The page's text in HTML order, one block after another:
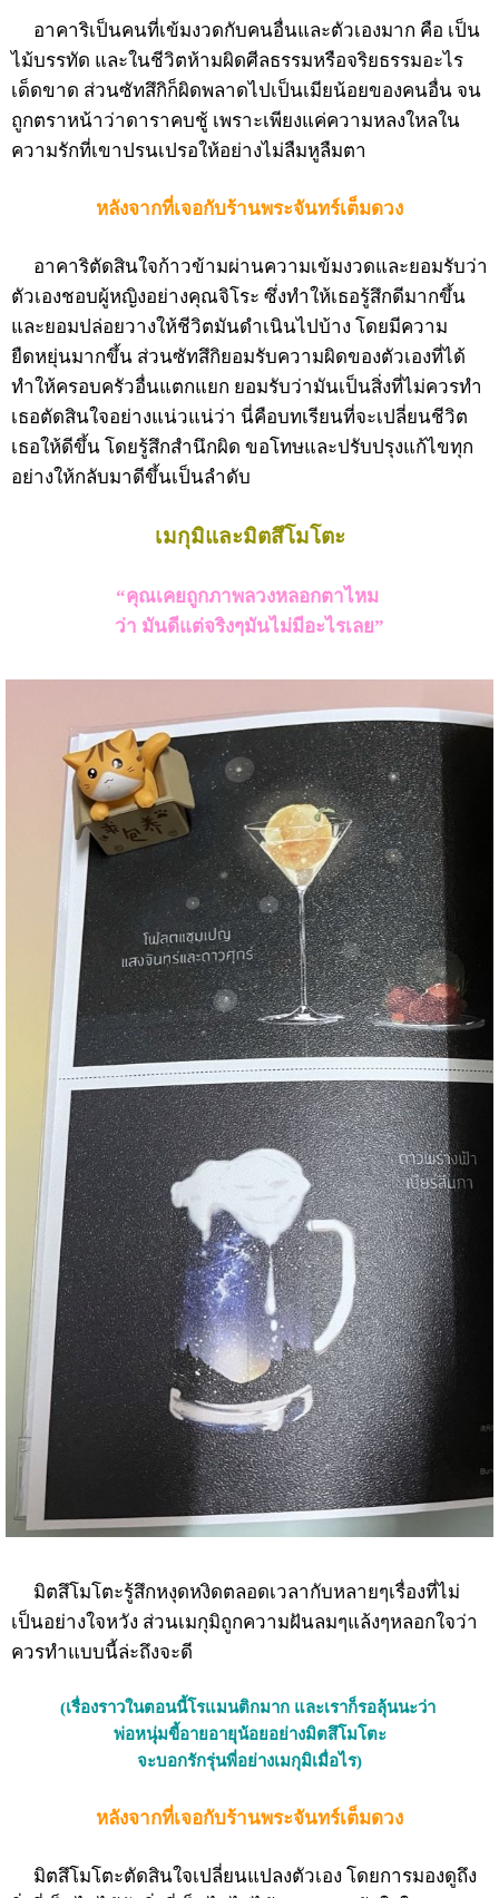
อาคาริเป็นคนที่เข้มงวดกับคนอื่นและตัวเองมาก คือ เป็น
ไม้บรรทัด และในชีวิตห้ามผิดศีลธรรมหรือจริยธรรมอะไร
เด็ดขาด ส่วนซัทสึกิก็ผิดพลาดไปเป็นเมียน้อยของคนอื่น จน
ถูกตราหน้าว่าดาราคบชู้ เพราะเพียงแค่ความหลงใหลใน
ความรักที่เขาปรนเปรอให้อย่างไม่ลืมหูลืมตา
หลังจากที่เจอกับร้านพระจันทร์เต็มดวง
อาคาริตัดสินใจก้าวข้ามผ่านความเข้มงวดและยอมรับว่า
ตัวเองชอบผู้หญิงอย่างคุณจิโระ ซึ่งทำให้เธอรู้สึกดีมากขึ้น
และยอมปล่อยวางให้ชีวิตมันดำเนินไปบ้าง โดยมีความ
ยืดหยุ่นมากขึ้น ส่วนซัทสึกิยอมรับความผิดของตัวเองที่ได้
ทำให้ครอบครัวอื่นแตกแยก ยอมรับว่ามันเป็นสิ่งที่ไม่ควรทำ
เธอตัดสินใจอย่างแน่วแน่ว่า นี่คือบทเรียนที่จะเปลี่ยนชีวิต
เธอให้ดีขึ้น โดยรู้สึกสำนึกผิด ขอโทษและปรับปรุงแก้ไขทุก
อย่างให้กลับมาดีขึ้นเป็นลำดับ
เมกุมิและมิตสึโมโตะ
“คุณเคยถูกภาพลวงหลอกตาไหม
ว่า มันดีแต่จริงๆมันไม่มีอะไรเลย”
มิตสึโมโตะรู้สึกหงุดหงิดตลอดเวลากับหลายๆเรื่องที่ไม่
เป็นอย่างใจหวัง ส่วนเมกุมิถูกความฝันลมๆแล้งๆหลอกใจว่า
ควรทำแบบนี้ล่ะถึงจะดี
(เรื่องราวในตอนนี้โรแมนติกมาก และเราก็รอลุ้นนะว่า
พ่อหนุ่มขี้อายอายุน้อยอย่างมิตสึโมโตะ
จะบอกรักรุ่นพี่อย่างเมกุมิเมื่อไร)
หลังจากที่เจอกับร้านพระจันทร์เต็มดวง
มิตสึโมโตะตัดสินใจเปลี่ยนแปลงตัวเอง โดยการมองดูถึง